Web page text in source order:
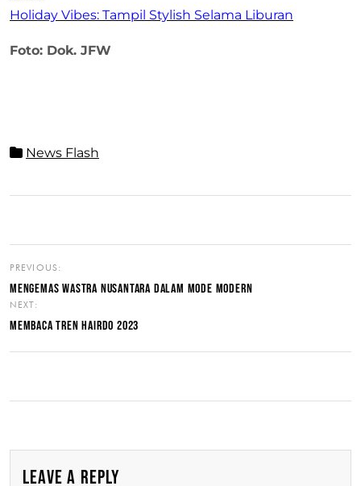
Holiday Vibes: Tampil Stylish Selama Liburan
Foto: Dok. JFW
News Flash
PREVIOUS:
MENGEMAS WASTRA NUSANTARA DALAM MODE MODERN
NEXT:
MEMBACA TREN HAIRDO 2023
LEAVE A REPLY